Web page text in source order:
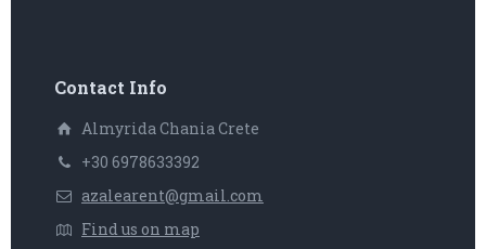
Contact Info
Almyrida Chania Crete
+30 6978633392
azalearent@gmail.com
Find us on map